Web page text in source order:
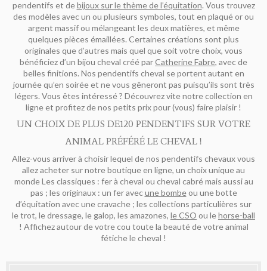
pendentifs et debijoux sur le thème de l’équitation. Vous trouvez
des modèles avec un ou plusieurs symboles, tout en plaqué or ou
argent massif ou mélangeant les deux matières, et même
quelques pièces émaillées. Certaines créations sont plus
originales que d’autres mais quel que soit votre choix, vous
bénéficiez d’un bijou cheval créé parCatherine Fabre, avec de
belles finitions. Nos pendentifs cheval se portent autant en
journée qu’en soirée et ne vous gêneront pas puisqu’ils sont très
légers. Vous êtes intéressé ? Découvrez vite notre collection en
ligne et profitez de nos petits prix pour (vous) faire plaisir !
UN CHOIX DE PLUS DE120 PENDENTIFS SUR VOTRE
ANIMAL PRÉFÉRÉ LE CHEVAL !
Allez-vous arriver à choisir lequel de nos pendentifs chevaux vous
allez acheter sur notre boutique en ligne, un choix unique au
monde Les classiques : fer à cheval ou cheval cabré mais aussi au
pas ; les originaux : un fer avecune bombeou une botte
d’équitation avec une cravache ; les collections particulières sur
le trot, le dressage, le galop, les amazones, le CSO ou lehorse-ball
! Affichez autour de votre cou toute la beauté de votre animal
fétiche le cheval !